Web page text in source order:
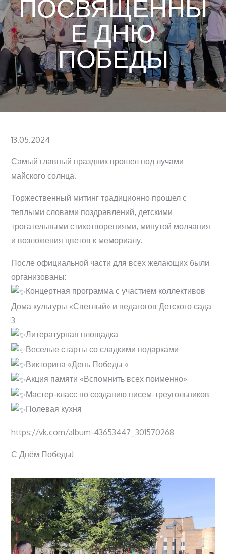
ПОСВЯЩЕННЫ
Е ДНЮ
ПОБЕДЫ
Posted
13.05.2024
Самый главный праздник прошел под лучами
майского солнца.
Торжественный митинг традиционно прошел с
теплыми словами поздравлений, детскими
трогательными стихотворениями, минутой молчания
и возложения цветов к мемориалу.
После официальной части для всех желающих были
организованы:
Концертная программа с участием коллективов
Дома культуры «Светлый» и педагогов Детского сада
3
Литературная площадка
Веселые старты со сладкими подарками
Викторина «День Победы «
Акция памяти «Вспомнить всех поименно»
Мастер-класс по созданию писем-треугольников
Полевая кухня
https://vk.com/album-43653447_301570268
С Днём Победы!